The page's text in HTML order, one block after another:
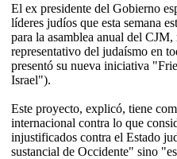
El ex presidente del Gobierno
líderes judíos que esta semana
para la asamblea anual del
representativo del judaísmo en
presentó su nueva iniciativa
Israel").
Este proyecto, explicó, tiene
internacional contra lo que
injustificados contra el Estado
sustancial de Occidente" sino